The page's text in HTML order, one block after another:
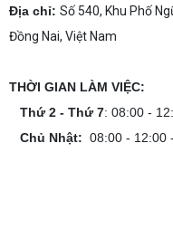
hình
phá
phù
Địa chỉ: Số 540, Khu Phố
Đồng Nai, Việt Nam
THỜI GIAN LÀM VIỆC:
Thứ 2 - Thứ 7: 08:00 -
Chủ Nhật: 08:00 - 12:00